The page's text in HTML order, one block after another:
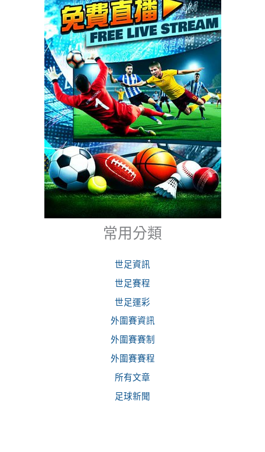
常用分類
世足資訊
世足賽程
世足運彩
外圍賽資訊
外圍賽賽制
外圍賽賽程
所有文章
足球新聞